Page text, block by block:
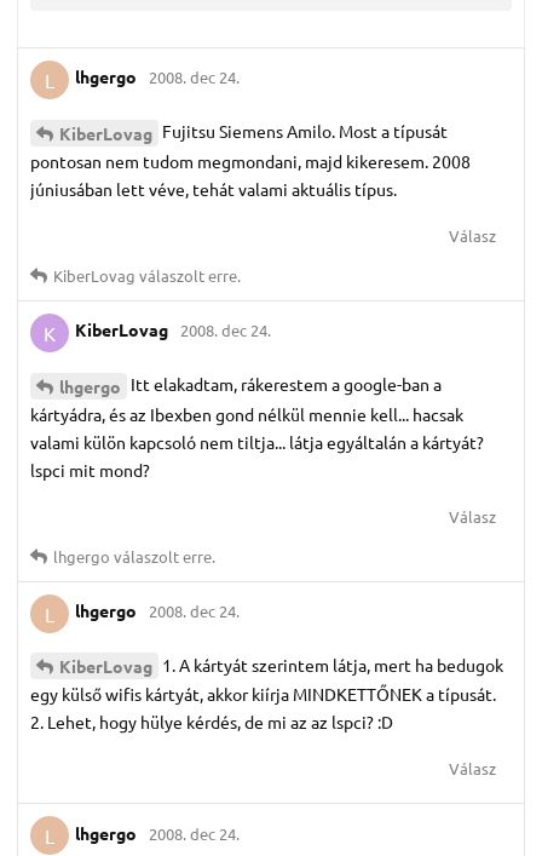
L lhgergo 2008. dec 24.
KiberLovag Fujitsu Siemens Amilo. Most a típusát
pontosan nem tudom megmondani, majd kikeresem. 2008
júniusában lett véve, tehát valami aktuális típus.
Válasz
KiberLovag válaszolt erre.
K KiberLovag 2008. dec 24.
lhgergo Itt elakadtam, rákerestem a google-ban a
kártyádra, és az Ibexben gond nélkül mennie kell... hacsak
valami külön kapcsoló nem tiltja... látja egyáltalán a kártyát?
lspci mit mond?
Válasz
lhgergo válaszolt erre.
L lhgergo 2008. dec 24.
KiberLovag 1. A kártyát szerintem látja, mert ha bedugok
egy külső wifis kártyát, akkor kiírja MINDKETTŐNEK a típusát.
2. Lehet, hogy hülye kérdés, de mi az az lspci? :D
Válasz
L lhgergo 2008. dec 24.